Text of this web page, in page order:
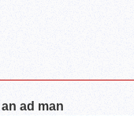
ad man